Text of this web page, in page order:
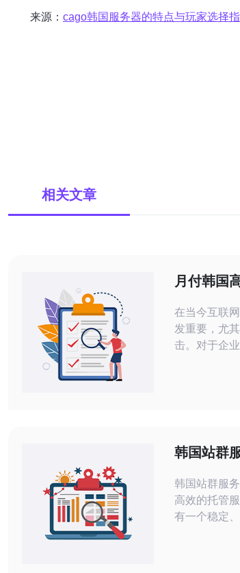
来源： cago韩国服务器的特点与玩家选择
相关文章
月付韩国
在当今互联
发重要，尤
击。对于企
现在多个方
长时间的租
户根
韩国站群
韩国站群服
高效的托管服务 在当今互联网时
有一个稳定